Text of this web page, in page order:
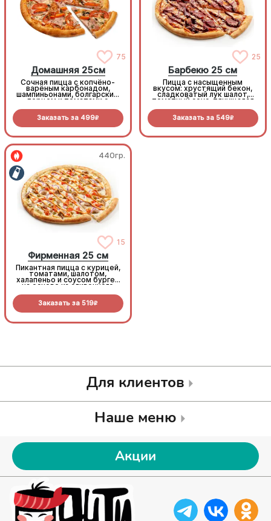
75
Домашняя 25см
Сочная пицца с копчёно-
варёным карбонадом,
шампиньонами, болгарским
перцем и томатами с
Заказать за 499R
25
Барбекю 25 см
Пицца с насыщенным
вкусом: хрустящий бекон,
сладковатый лук шалот,
томатный соус, тянущаяся
прянный соус барбекю.
Заказать за 549R
440гр.
15
Фирменная 25 см
Пикантная пицца с курицей,
томатами, шалотом,
халапеньо и соусом бургер
на основе из сливочного
Заказать за 519R
Для клиентов
Наше меню
Акции